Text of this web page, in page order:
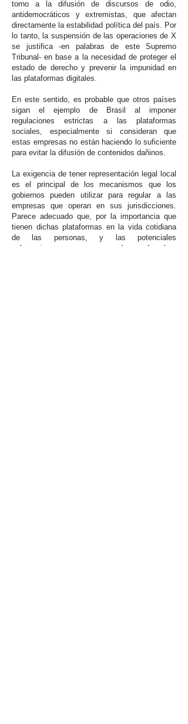
torno a la difusión de discursos de odio,
antidemocráticos y extremistas, que afectan
directamente la estabilidad política del país. Por
lo tanto, la suspensión de las operaciones de X
se justifica -en palabras de este Supremo
Tribunal- en base a la necesidad de proteger el
estado de derecho y prevenir la impunidad en
las plataformas digitales.
En este sentido, es probable que otros países
sigan el ejemplo de Brasil al imponer
regulaciones estrictas a las plataformas
sociales, especialmente si consideran que
estas empresas no están haciendo lo suficiente
para evitar la difusión de contenidos dañinos.
La exigencia de tener representación legal local
es el principal de los mecanismos que los
gobiernos pueden utilizar para regular a las
empresas que operan en sus jurisdicciones.
Parece adecuado que, por la importancia que
tienen dichas plataformas en la vida cotidiana
de las personas, y las potenciales
vulneraciones graves de derechos